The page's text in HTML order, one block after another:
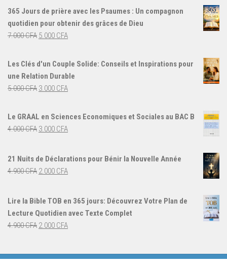
365 Jours de prière avec les Psaumes : Un compagnon
quotidien pour obtenir des grâces de Dieu
7.000CFA Le
initial
était :
7.000 CFA.
5.000 CFALe
actuel
est :
Les Clés d'un Couple Solide: Conseils et Inspirations pour
une Relation Durable
5.000CFA Le
initial
était :
3.000 CFALe
actuel
Le GRAAL en Sciences Economiques et Sociales au BAC B
4.000CFA Le
4.000 CFA.
3.000 CFALe
3.000 CFA.
21 Nuits de Déclarations pour Bénir la Nouvelle Année
4.900CFA Le
4.900 CFA.
2.000 CFALe
Lire la Bible TOB en 365 jours: Découvrez Votre Plan de
Lecture Quotidien avec Texte Complet
4.900CFA Le
était :
2.000 CFALe
est :